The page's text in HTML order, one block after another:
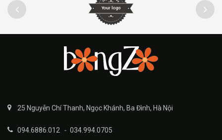
25 Nguyễn Chí Thanh, Ngọc Khánh, Ba Đình, Hà Nội
094.6886.012 - 034.994.0705